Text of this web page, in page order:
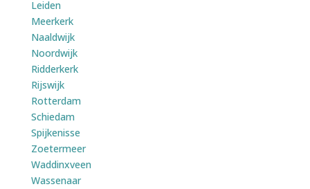
Leiden
Meerkerk
Naaldwijk
Noordwijk
Ridderkerk
Rijswijk
Rotterdam
Schiedam
Spijkenisse
Zoetermeer
Waddinxveen
Wassenaar